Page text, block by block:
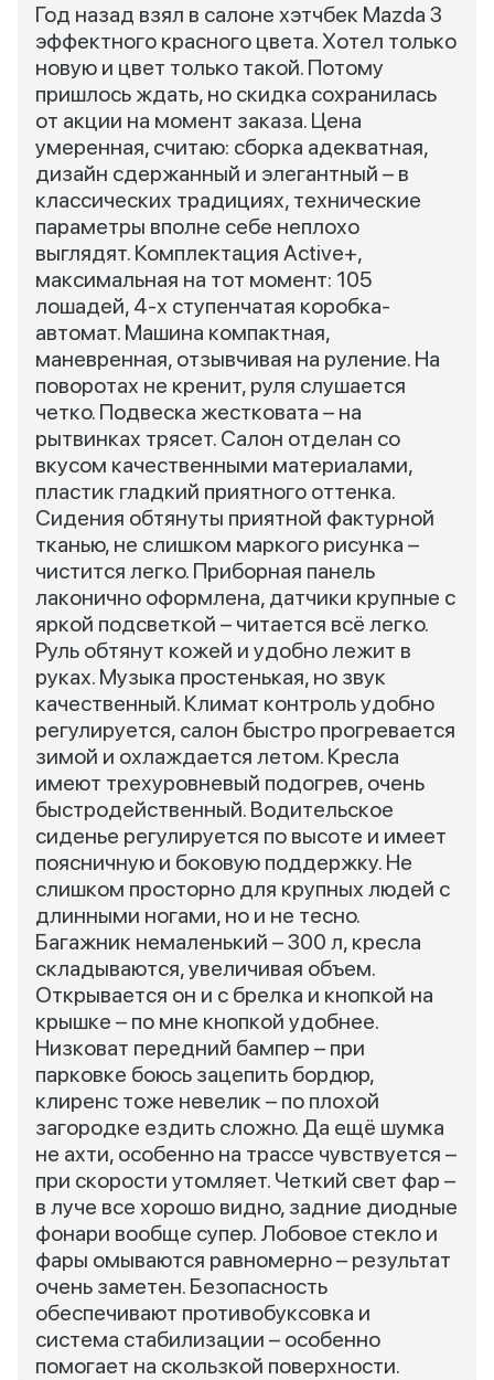
Год назад взял в салоне хэтчбек Mazda 3
эффектного красного цвета. Хотел только
новую и цвет только такой. Потому
пришлось ждать, но скидка сохранилась
от акции на момент заказа. Цена
умеренная, считаю: сборка адекватная,
дизайн сдержанный и элегантный – в
классических традициях, технические
параметры вполне себе неплохо
выглядят. Комплектация Active+,
максимальная на тот момент: 105
лошадей, 4-х ступенчатая коробка-
автомат. Машина компактная,
маневренная, отзывчивая на руление. На
поворотах не кренит, руля слушается
четко. Подвеска жестковата – на
рытвинках трясет. Салон отделан со
вкусом качественными материалами,
пластик гладкий приятного оттенка.
Сидения обтянуты приятной фактурной
тканью, не слишком маркого рисунка –
чистится легко. Приборная панель
лаконично оформлена, датчики крупные с
яркой подсветкой – читается всё легко.
Руль обтянут кожей и удобно лежит в
руках. Музыка простенькая, но звук
качественный. Климат контроль удобно
регулируется, салон быстро прогревается
зимой и охлаждается летом. Кресла
имеют трехуровневый подогрев, очень
быстродейственный. Водительское
сиденье регулируется по высоте и имеет
поясничную и боковую поддержку. Не
слишком просторно для крупных людей с
длинными ногами, но и не тесно.
Багажник немаленький – 300 л, кресла
складываются, увеличивая объем.
Открывается он и с брелка и кнопкой на
крышке – по мне кнопкой удобнее.
Низковат передний бампер – при
парковке боюсь зацепить бордюр,
клиренс тоже невелик – по плохой
загородке ездить сложно. Да ещё шумка
не ахти, особенно на трассе чувствуется –
при скорости утомляет. Четкий свет фар –
в луче все хорошо видно, задние диодные
фонари вообще супер. Лобовое стекло и
фары омываются равномерно – результат
очень заметен. Безопасность
обеспечивают противобуксовка и
система стабилизации – особенно
помогает на скользкой поверхности.